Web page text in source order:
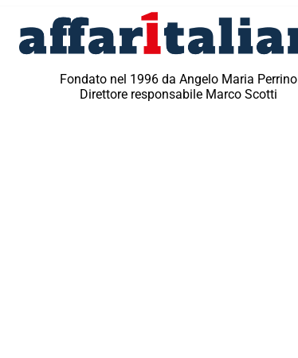
Fondato nel 1996 da Angelo Maria Perrino
Direttore responsabile Marco Scotti